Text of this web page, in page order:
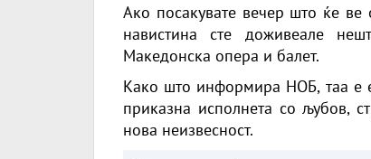
Ако посакувате вечер што ќе
навистина сте доживеале
Македонска опера и балет.
Како што информира НОБ, таа е
приказна исполнета со љубов,
нова неизвесност.